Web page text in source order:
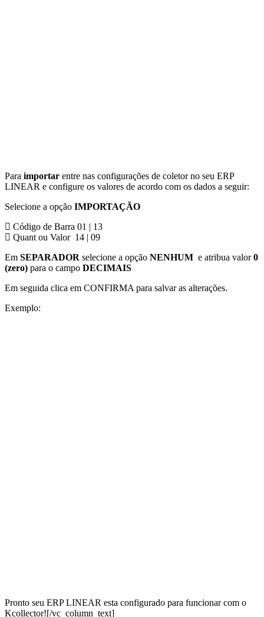
Para importar entre nas configurações de coletor no seu ERP
LINEAR e configure os valores de acordo com os dados a seguir:
Selecione a opção IMPORTAÇÃO
Código de Barra 01 | 13
Quant ou Valor 14 | 09
Em SEPARADOR selecione a opção NENHUM e atribua valor0
(zero) para o campo DECIMAIS
Em seguida clica em CONFIRMA para salvar as alterações.
Exemplo:
Pronto seu ERP LINEAR esta configurado para funcionar com o
Kcollector![/vc_column_text]